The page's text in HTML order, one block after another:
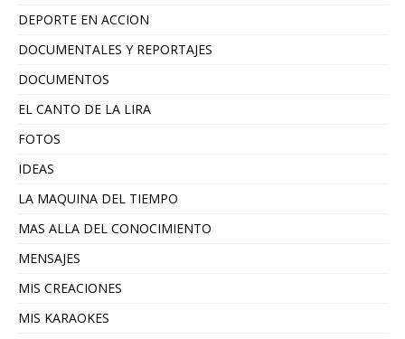
DEPORTE EN ACCION
DOCUMENTALES Y REPORTAJES
DOCUMENTOS
EL CANTO DE LA LIRA
FOTOS
IDEAS
LA MAQUINA DEL TIEMPO
MAS ALLA DEL CONOCIMIENTO
MENSAJES
MIS CREACIONES
MIS KARAOKES